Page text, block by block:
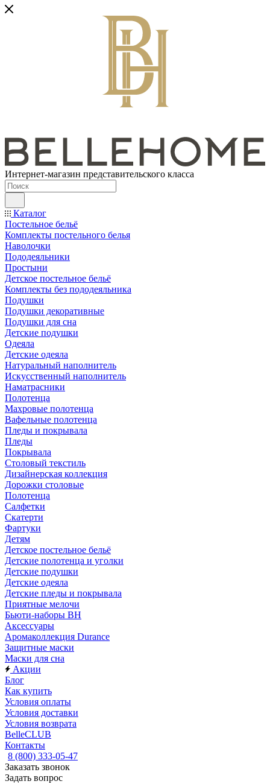
Интернет-магазин представительского класса
Каталог
Постельное бельё
Комплекты постельного белья
Наволочки
Пододеяльники
Простыни
Детское постельное бельё
Комплекты без пододеяльника
Подушки
Подушки декоративные
Подушки для сна
Детские подушки
Одеяла
Детские одеяла
Натуральный наполнитель
Искуcственный наполнитель
Наматрасники
Полотенца
Махровые полотенца
Вафельные полотенца
Пледы и покрывала
Пледы
Покрывала
Столовый текстиль
Дизайнерская коллекция
Дорожки столовые
Полотенца
Салфетки
Скатерти
Фартуки
Детям
Детское постельное бельё
Детские полотенца и уголки
Детские подушки
Детские одеяла
Детские пледы и покрывала
Приятные мелочи
Бьюти-наборы ВН
Аксессуары
Аромаколлекция Durance
Защитные маски
Маски для сна
Акции
Блог
Как купить
Условия оплаты
Условия доставки
Условия возврата
BelleCLUB
Контакты
8 (800) 333-05-47
Заказать звонок
Задать вопрос